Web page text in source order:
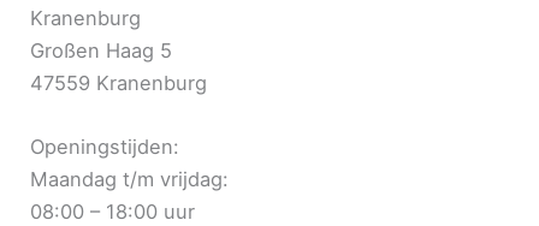
Kranenburg
Großen Haag 5
47559 Kranenburg
Openingstijden:
Maandag t/m vrijdag:
08:00 – 18:00 uur